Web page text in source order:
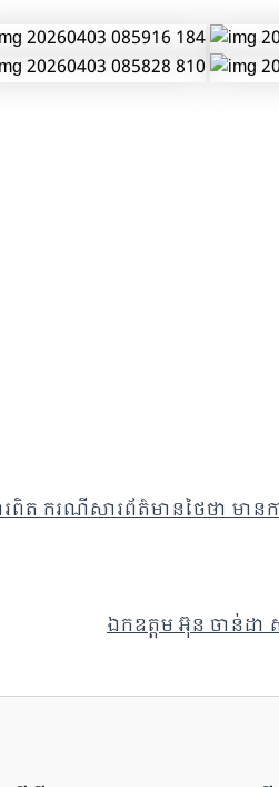
ារពិត ករណីសារព័ត៌មានថៃថា
ឯកឧត្តម អ៊ុន ចាន់ដា